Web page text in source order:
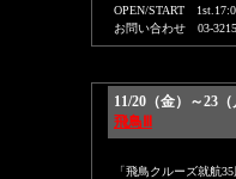
OPEN/START
お問い合わせ 03-
11/20（金）～23
飛鳥Ⅲ
「飛鳥クルーズ就航